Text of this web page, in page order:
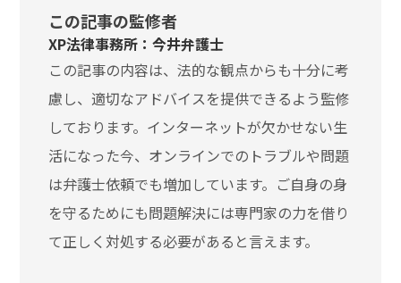
この記事の監修者
XP法律事務所：今井弁護士
この記事の内容は、法的な観点からも十分に考
慮し、適切なアドバイスを提供できるよう監修
しております。インターネットが欠かせない生
活になった今、オンラインでのトラブルや問題
は弁護士依頼でも増加しています。ご自身の身
を守るためにも問題解決には専門家の力を借り
て正しく対処する必要があると言えます。